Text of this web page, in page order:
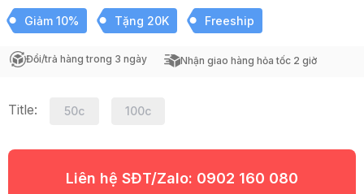
Giảm 10% Tặng 20K Freeship
Đổi/trả hàng trong 3 ngày Nhận giao hàng hỏa tốc 2 giờ
Title: 50c 100c
Liên hệ SĐT/Zalo: 0902 160 080